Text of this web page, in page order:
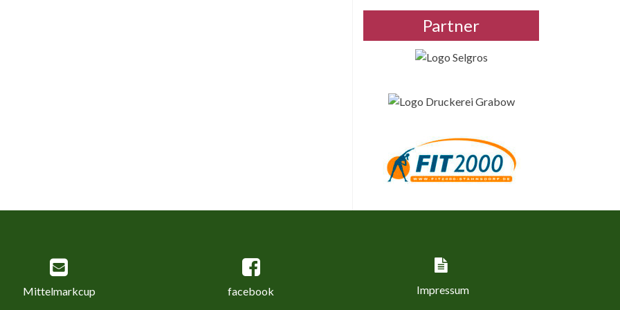
Partner
Mittelmarkcup facebook Impressum